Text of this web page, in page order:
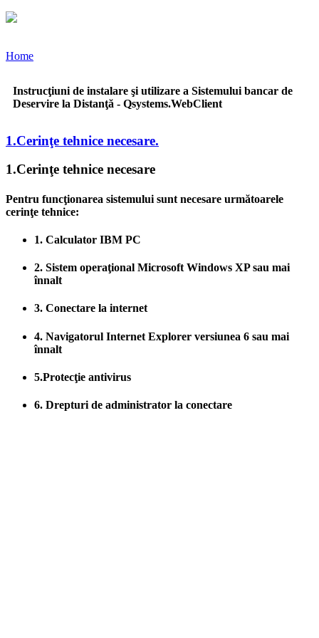
Home
Instrucţiuni de instalare şi utilizare a Sistemului bancar de
Deservire la Distanţă - Qsystems.WebClient
1.Cerinţe tehnice necesare.
1.Cerinţe tehnice necesare
Pentru funcţionarea sistemului sunt necesare următoarele
cerinţe tehnice:
1. Calculator IBM PC
2. Sistem operaţional Microsoft Windows XP sau mai
înnalt
3. Conectare la internet
4. Navigatorul Internet Explorer versiunea 6 sau mai
înnalt
5.Protecţie antivirus
6. Drepturi de administrator la conectare